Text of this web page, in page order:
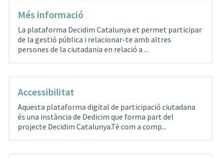
Més informació
La plataforma Decidim Catalunya et permet participar
de la gestió pública i relacionar-te amb altres
persones de la ciutadania en relació a ...
Accessibilitat
Aquesta plataforma digital de participació ciutadana
és una instància de Dedicim que forma part del
projecte Decidim Catalunya.Té com a comp...